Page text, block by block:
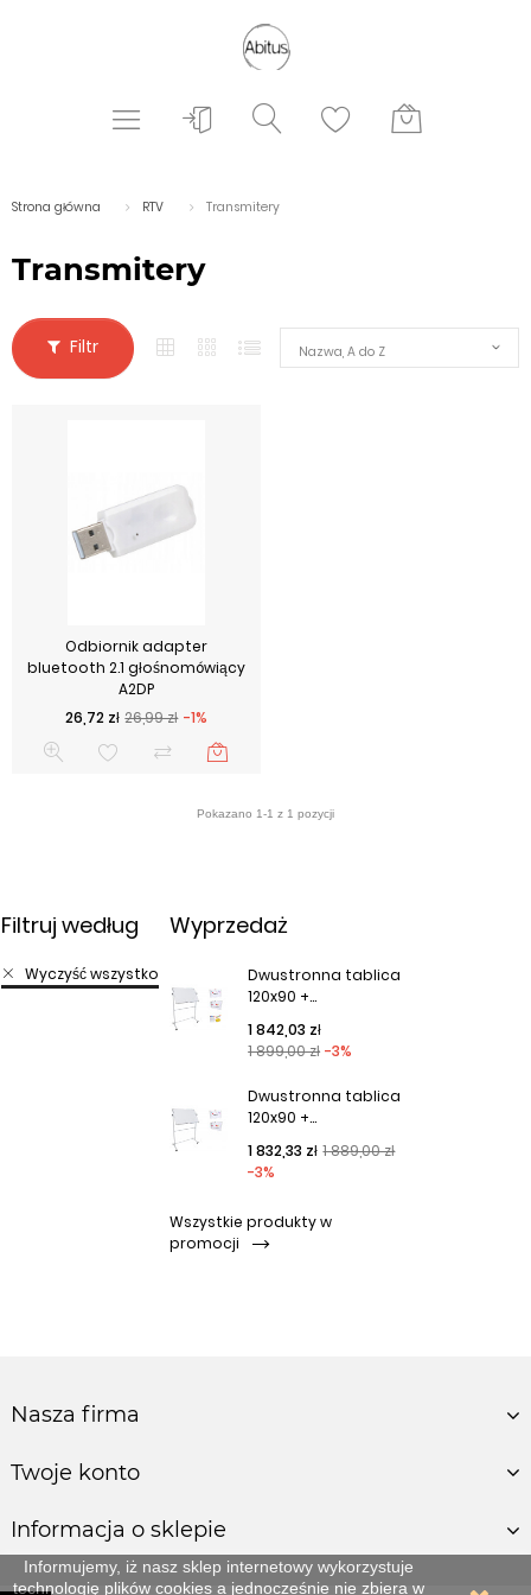
Informujemy, iż nasz sklep internetowy wykorzystuje
technologię plików cookiesa jednocześnie nie zbiera w
Strona główna RTV Transmitery
Transmitery
Filtr Nazwa, A do Z
Odbiornik adapter
bluetooth 2.1 głośnomówiący
A2DP
Cena podstawowa
26,99 zł -1%
Cena
26,72 zł
Filtruj według
Wyczyść wszystko
Wyprzedaż
Dwustronna tablica
120x90 +...
Cena podstawowa
1 899,00 zł -3%
Cena
1 842,03 zł
Dwustronna tablica
120x90 +...
Cena podstawowa
1 889,00 zł
-3%
Cena
1 832,33 zł
Wszystkie produkty w
promocji
Nasza firma
Twoje konto
Informacja o sklepie